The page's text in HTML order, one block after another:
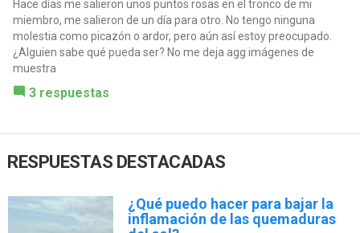
Hace días me salieron unos puntos rosas en el tronco de mi
miembro, me salieron de un día para otro. No tengo ninguna
molestia como picazón o ardor, pero aún así estoy preocupado.
¿Alguien sabe qué pueda ser? No me deja agg imágenes de
muestra
3 respuestas
RESPUESTAS DESTACADAS
¿Qué puedo hacer para bajar la
inflamación de las quemaduras